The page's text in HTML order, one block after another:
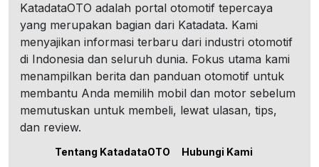
KatadataOTO adalah portal otomotif tepercaya
yang merupakan bagian dari Katadata. Kami
menyajikan informasi terbaru dari industri otomotif
di Indonesia dan seluruh dunia. Fokus utama kami
menampilkan berita dan panduan otomotif untuk
membantu Anda memilih mobil dan motor sebelum
memutuskan untuk membeli, lewat ulasan, tips,
dan review.
Tentang KatadataOTO Hubungi Kami